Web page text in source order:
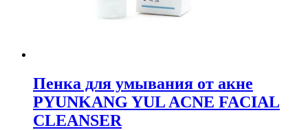
Пенка для умывания от акне
PYUNKANG YUL ACNE FACIAL
CLEANSER